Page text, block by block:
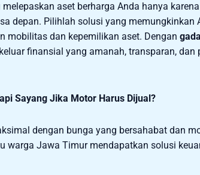
aset berharga Anda hanya
depan. Pilihlah solusi yang memungkinkan
mobilitas dan kepemilikan aset. Dengan
finansial yang amanah, transparan,
Sayang Jika Motor Harus Dijual?
dengan bunga yang bersahabat dan
warga Jawa Timur mendapatkan solusi